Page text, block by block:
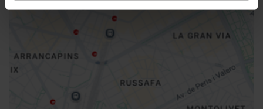
Routebeschrijving